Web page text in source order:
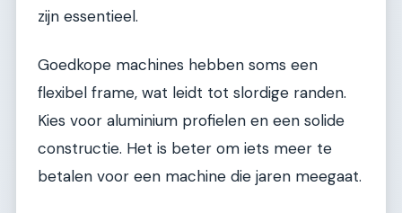
zijn essentieel.
Goedkope machines hebben soms een
flexibel frame, wat leidt tot slordige randen.
Kies voor aluminium profielen en een solide
constructie. Het is beter om iets meer te
betalen voor een machine die jaren meegaat.